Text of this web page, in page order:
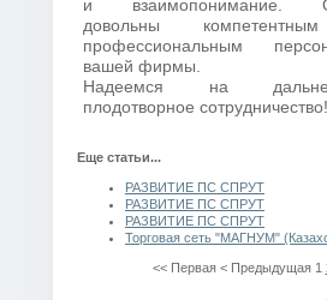
и взаимопонимание.
довольны
профессиональным
вашей фирмы.
Надеемся на
плодотворное
Еще статьи...
РАЗВИТИЕ ПС СПРУТ
РАЗВИТИЕ ПС СПРУТ
РАЗВИТИЕ ПС СПРУТ
Торговая сеть "МАГНУМ"
<< Первая< Предыдущая 1